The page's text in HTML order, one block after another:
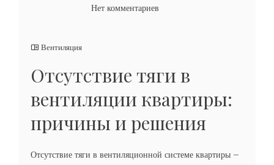
Нет комментариев
Вентиляция
Отсутствие тяги в
вентиляции квартиры:
причины и решения
Отсутствие тяги в вентиляционной системе квартиры –